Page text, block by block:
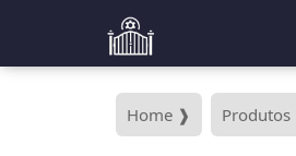
Home ❱ Produtos